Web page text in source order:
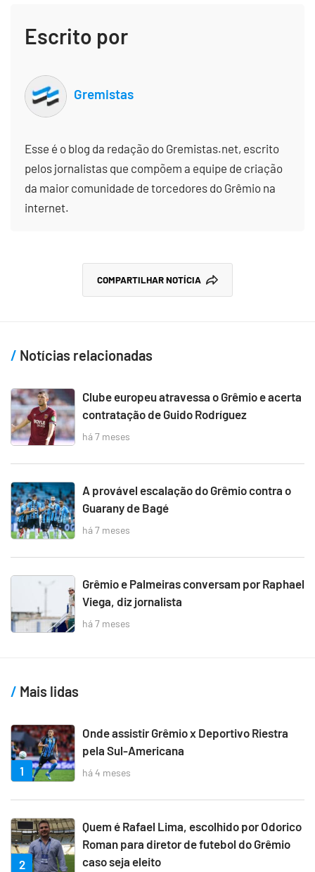
Escrito por
Gremistas
Esse é o blog da redação do Gremistas.net, escrito
pelos jornalistas que compõem a equipe de criação
da maior comunidade de torcedores do Grêmio na
internet.
COMPARTILHAR NOTÍCIA
Notícias relacionadas
Clube europeu atravessa o Grêmio e acerta
contratação de Guido Rodríguez
há 7 meses
A provável escalação do Grêmio contra o
Guarany de Bagé
há 7 meses
Grêmio e Palmeiras conversam por Raphael
Viega, diz jornalista
há 7 meses
Mais lidas
1
Onde assistir Grêmio x Deportivo Riestra
pela Sul-Americana
há 4 meses
2
Quem é Rafael Lima, escolhido por Odorico
Roman para diretor de futebol do Grêmio
caso seja eleito